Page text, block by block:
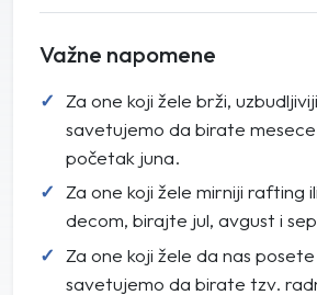
Važne napomene
Za one koji žele brži,
savetujemo da birate
početak juna.
Za one koji žele mirniji rafting
decom, birajte jul, avgust i
Za one koji žele da nas
savetujemo da birate tzv.